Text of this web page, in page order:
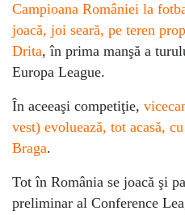
Campioana României la
joacă, joi seară, pe teren
Drita, în prima manşă a
Europa League.
În aceeaşi competiţie,
vest) evoluează, tot acasă,
Braga.
Tot în România se joacă şi
preliminar al Conference